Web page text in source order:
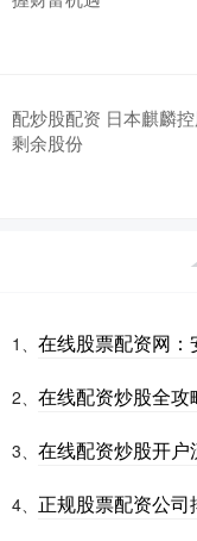
配炒股配资 日本麒麟
剩余股份
1、 在线股票配资网：
2、 在线配资炒股全攻
3、 在线配资炒股开户
4、 正规股票配资公司